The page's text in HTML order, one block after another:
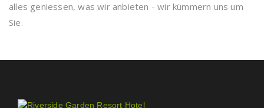
alles geniessen, was wir anbieten - wir kümmern uns um
Sie.